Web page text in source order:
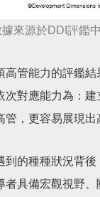
來源於DDI評鑑
管能力的評鑑
次對應能力為：
，更容易展現出
的種種狀況背
具備宏觀視野